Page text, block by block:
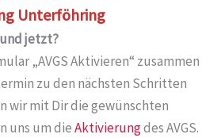
Unterföhring
und jetzt?
„AVGS Aktivieren“ zusammen
zu den nächsten Schritten
wir mit Dir die gewünschten
uns um dieAktivierungdes AVGS.